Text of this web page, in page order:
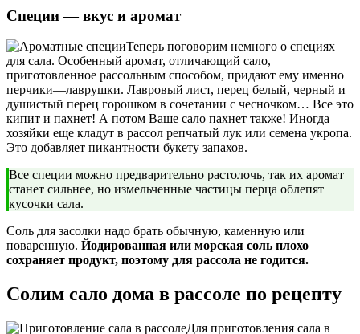
Специи — вкус и аромат
Теперь поговорим немного о специях
для сала. Особенный аромат, отличающий сало,
приготовленное рассольным способом, придают ему именно
перчики—лаврушки. Лавровый лист, перец белый, черный и
душистый перец горошком в сочетании с чесночком… Все это
кипит и пахнет! А потом Ваше сало пахнет также! Иногда
хозяйки еще кладут в рассол репчатый лук или семена укропа.
Это добавляет пикантности букету запахов.
Все специи можно предварительно растолочь, так их аромат
станет сильнее, но измельченные частицы перца облепят
кусочки сала.
Соль для засолки надо брать обычную, каменную или
поваренную. Йодированная или морская соль плохо
сохраняет продукт, поэтому для рассола не годится.
Солим сало дома в рассоле по рецепту
Для приготовления сала в